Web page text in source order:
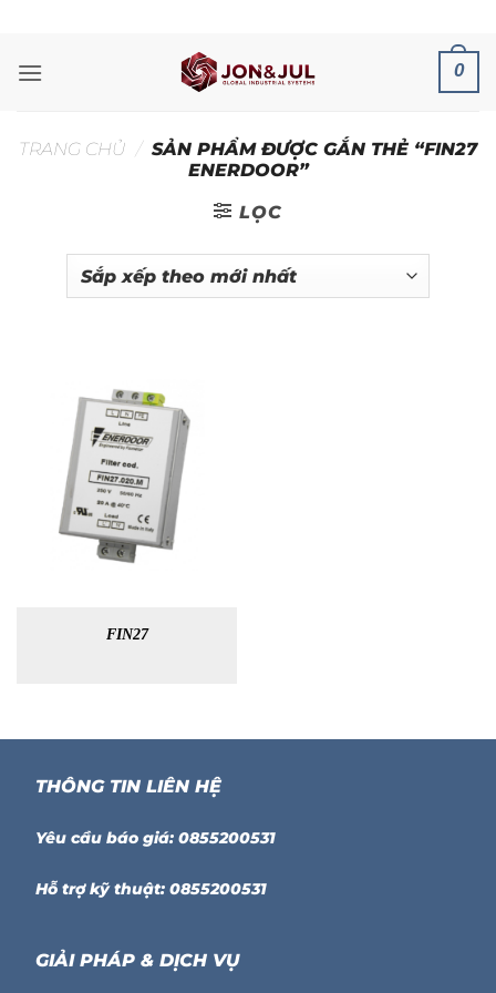
nội
0
TRANG CHỦ / SẢN PHẨM ĐƯỢC GẮN THẺ “FIN27
ENERDOOR”
LỌC
FIN27
THÔNG TIN LIÊN HỆ
Yêu cầu báo giá: 0855200531
Hỗ trợ kỹ thuật: 0855200531
GIẢI PHÁP & DỊCH VỤ